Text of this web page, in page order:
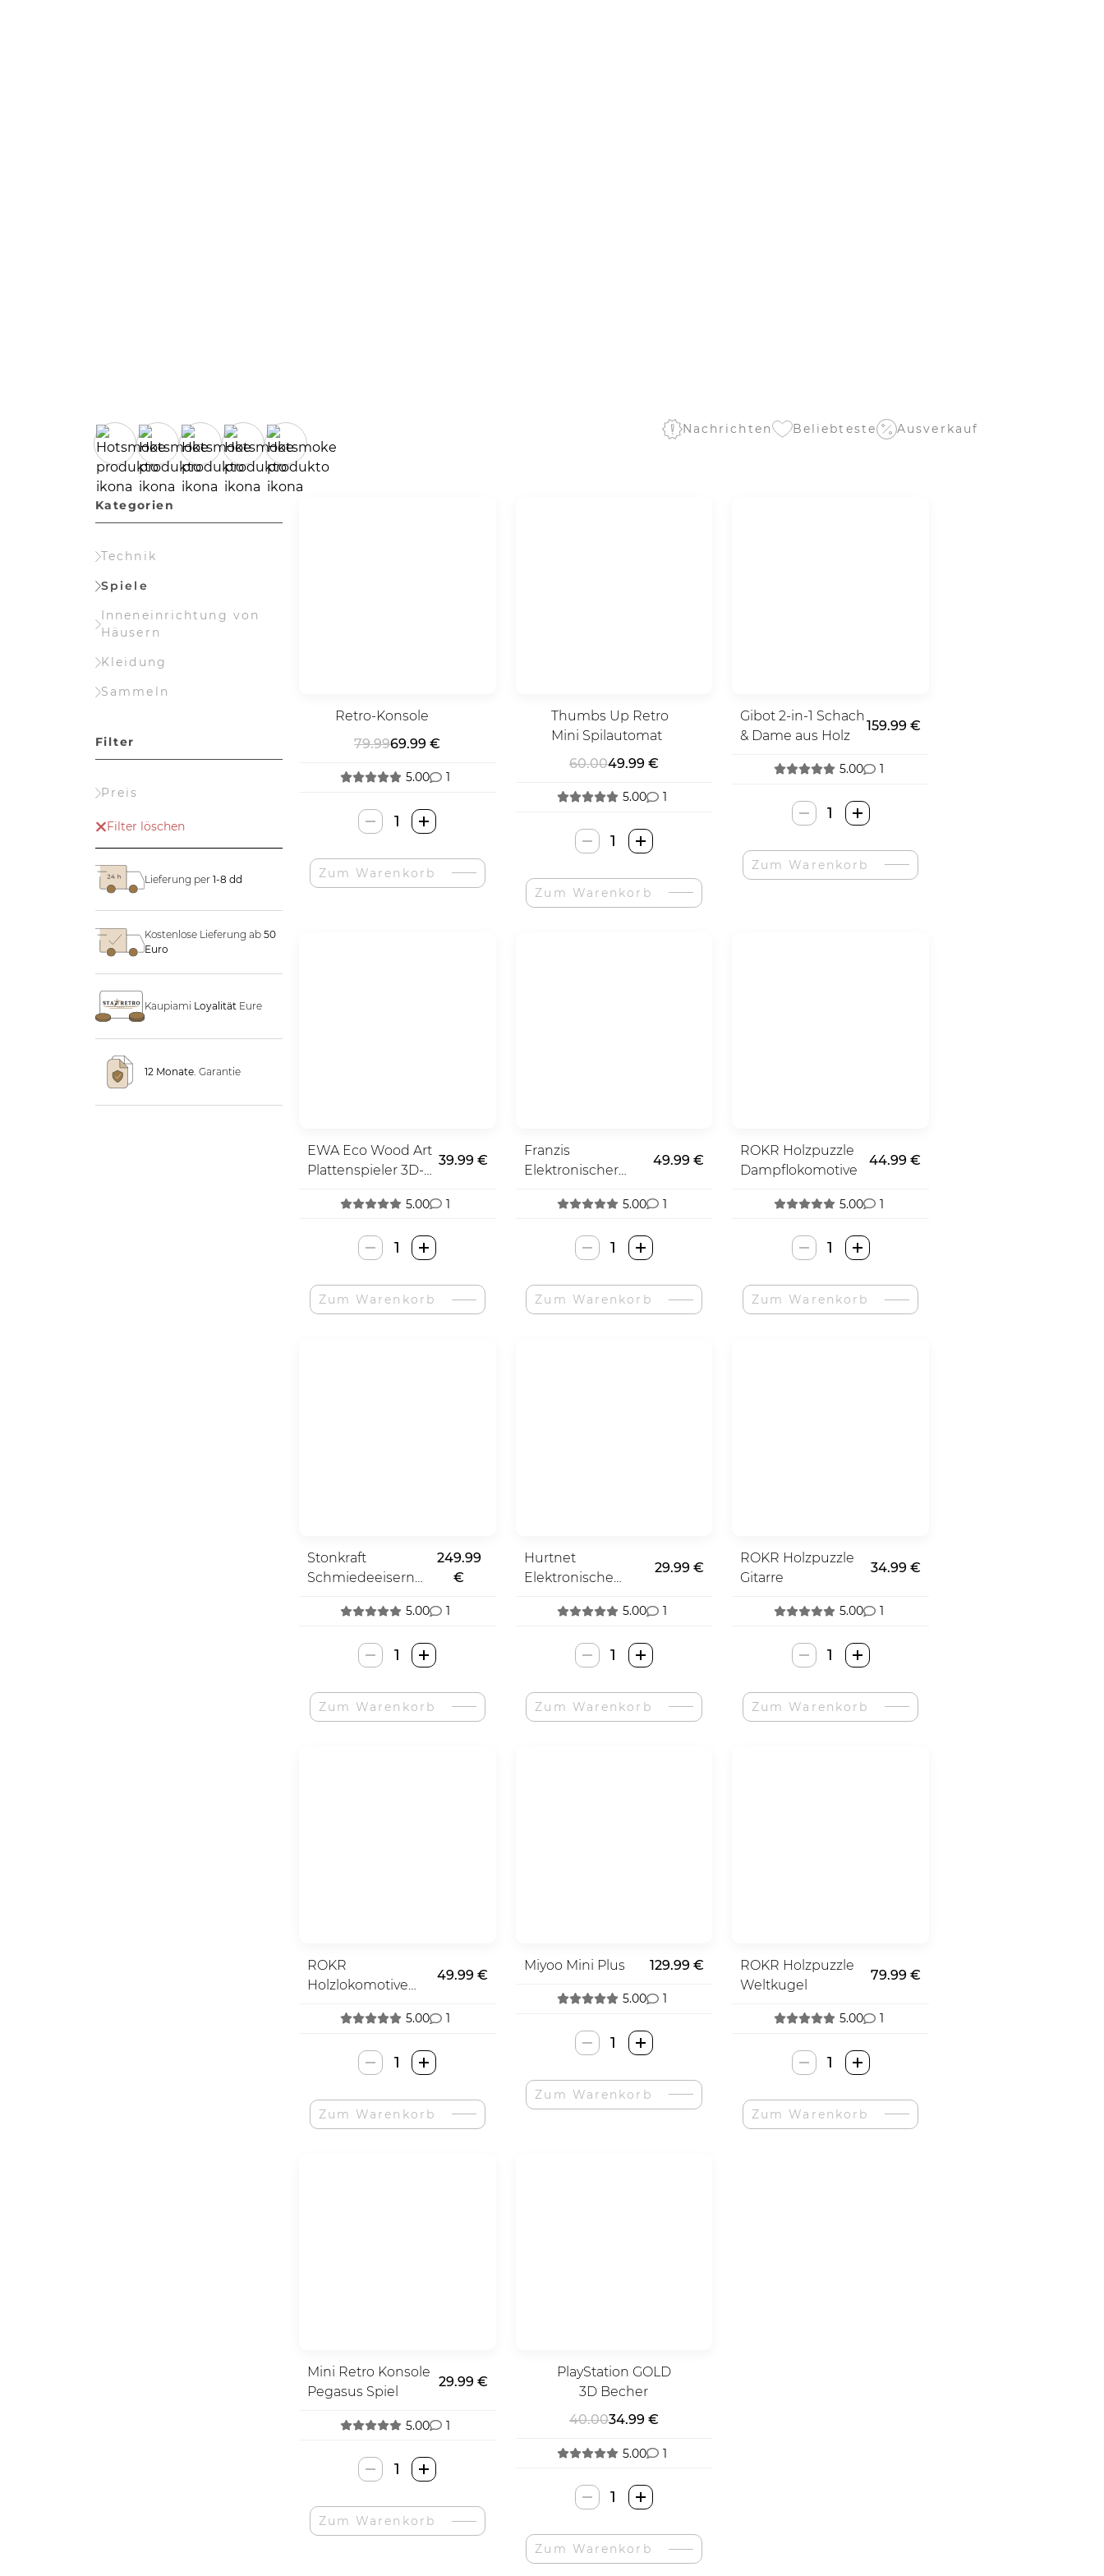
Nachrichten Beliebteste Ausverkauf
Kategorien
Technik
Spiele
Inneneinrichtung von
Häusern
Kleidung
Sammeln
Filter
Preis
Filter löschen
Lieferung per 1-8 dd
Kostenlose Lieferung ab 50
Euro
Kaupiami Loyalität Eure
12 Monate. Garantie
Retro-Konsole
79.9969.99 €
5.00 1
Retro
Console-
Menge
Zum Warenkorb
Thumbs Up Retro
Mini Spilautomat
60.0049.99 €
5.00 1
Thumbs
Retro
Mini
Zum Warenkorb
Gibot 2-in-1 Schach
& Dame aus Holz
159.99 €
5.00 1
Gibot
in-
1
Zum Warenkorb
EWA Eco Wood Art
Plattenspieler 3D-
39.99 €
5.00 1
EWA
Wood
Art
Zum Warenkorb
Franzis
Elektronischer
Adventskalender
49.99 €
5.00 1
Franzis
Elektroninis
Retro
Advento
Zum Warenkorb
ROKR Holzpuzzle
Dampflokomotive
44.99 €
5.00 1
ROKR
Wooden
Puzzle
Steam
Zum Warenkorb
Stonkraft
Schmiedeeiserne
249.99
€
5.00 1
Stonkraft
Žalvariniai
Šachmatai-
Menge
Zum Warenkorb
Hurtnet
Elektronische
29.99 €
5.00 1
Hurtnet
Elektroninė
Žaidimų
Konsolė-
Zum Warenkorb
ROKR Holzpuzzle
Gitarre
34.99 €
5.00 1
ROKR
Wooden
Puzzle
Guitar-
Zum Warenkorb
ROKR
Holzlokomotive
49.99 €
5.00 1
ROKR
Wooden
Puzzle
Steam
Zum Warenkorb
Miyoo Mini Plus 129.99 €
5.00 1
Miyoo
Plus-
Menge
Zum Warenkorb
ROKR Holzpuzzle
Weltkugel
79.99 €
5.00 1
ROKR
Wooden
Puzzle
Globe-
Zum Warenkorb
Mini Retro Konsole
Pegasus Spiel
29.99 €
5.00 1
Mini
Retro
Console
Pegasus
Zum Warenkorb
PlayStation GOLD
3D Becher
40.0034.99 €
5.00 1
PlayStation
GOLD
3D
puodelis-
Zum Warenkorb